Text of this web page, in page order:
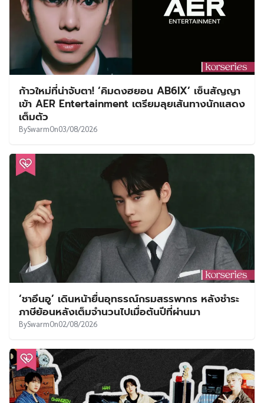
ก้าวใหม่ที่น่าจับตา! ‘คิมดงฮยอน AB6IX’ เซ็นสัญญา
เข้า AER Entertainment เตรียมลุยเส้นทางนักแสดง
เต็มตัว
BySwarmOn03/08/2026
‘ชาอึนอู’ เดินหน้ายื่นอุทธรณ์กรมสรรพากร หลังชำระ
ภาษีย้อนหลังเต็มจำนวนไปเมื่อต้นปีที่ผ่านมา
BySwarmOn02/08/2026